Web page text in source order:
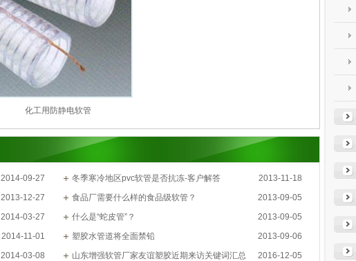
化工用防静电软管
2014-09-27 2013-11-18
冬季寒冷地区pvc软管是否抗冻-客户解答
2013-12-27
2013-09-05
食品厂需要什么样的食品级软管？
2014-03-27
2013-09-05
什么是“蛇皮管”？
2014-11-01
2013-09-06
塑胶水管道将全面禁铅
2014-03-08
2016-12-05
山东增强软管厂家友谊塑胶近期来访关键词汇总